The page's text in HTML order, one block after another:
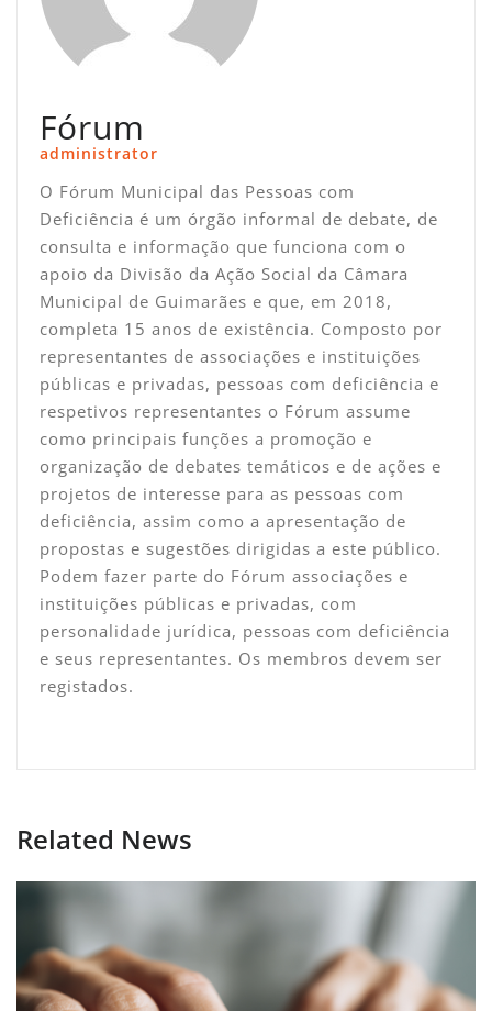
Fórum
administrator
O Fórum Municipal das Pessoas com
Deficiência é um órgão informal de debate, de
consulta e informação que funciona com o
apoio da Divisão da Ação Social da Câmara
Municipal de Guimarães e que, em 2018,
completa 15 anos de existência. Composto por
representantes de associações e instituições
públicas e privadas, pessoas com deficiência e
respetivos representantes o Fórum assume
como principais funções a promoção e
organização de debates temáticos e de ações e
projetos de interesse para as pessoas com
deficiência, assim como a apresentação de
propostas e sugestões dirigidas a este público.
Podem fazer parte do Fórum associações e
instituições públicas e privadas, com
personalidade jurídica, pessoas com deficiência
e seus representantes. Os membros devem ser
registados.
Related News